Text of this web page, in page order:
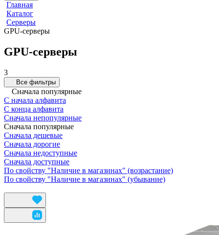
Главная
Каталог
Серверы
GPU-серверы
GPU-серверы
3
Все фильтры
Сначала популярные
С начала алфавита
С конца алфавита
Сначала непопулярные
Сначала популярные
Сначала дешевые
Сначала дорогие
Сначала недоступные
Сначала доступные
По свойству "Наличие в магазинах" (возрастание)
По свойству "Наличие в магазинах" (убывание)